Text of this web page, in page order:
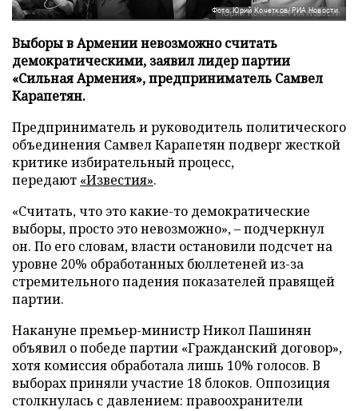
Фото: Юрий Кочетков/РИА Новости
Выборы в Армении невозможно считать
демократическими, заявил лидер партии
«Сильная Армения», предприниматель Самвел
Карапетян.
Предприниматель и руководитель политического
объединения Самвел Карапетян подверг жесткой
критике избирательный процесс,
передают «Известия».
«Считать, что это какие-то демократические
выборы, просто это невозможно», – подчеркнул
он. По его словам, власти остановили подсчет на
уровне 20% обработанных бюллетеней из-за
стремительного падения показателей правящей
партии.
Накануне премьер-министр Никол Пашинян
объявил о победе партии «Гражданский договор»,
хотя комиссия обработала лишь 10% голосов. В
выборах приняли участие 18 блоков. Оппозиция
столкнулась с давлением: правоохранители